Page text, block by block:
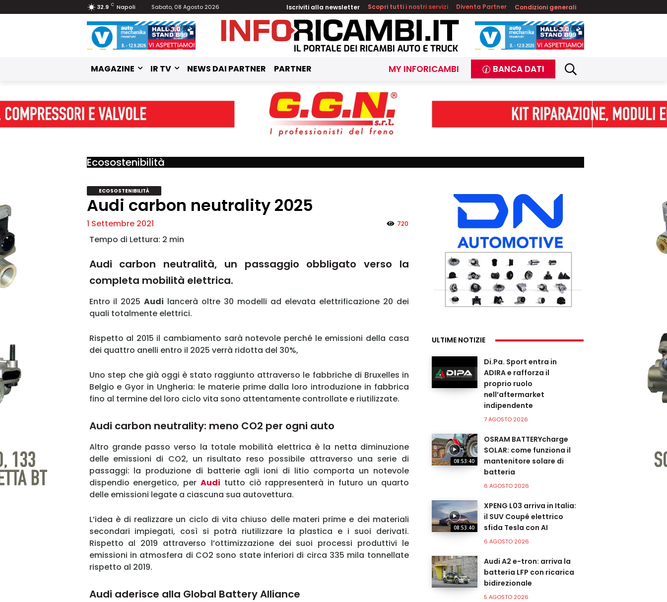
32.9 C Napoli Sabato, 08 Agosto 2026 Iscriviti alla newsletter Scopri tutti i nostri servizi Diventa Partner Condizioni generali
MAGAZINE IR TV NEWS DAI PARTNER PARTNER MY INFORICAMBI BANCA DATI
Ecosostenibilità
ECOSOSTENIBILITÀ
Audi carbon neutrality 2025
1 Settembre 2021 720
Audi carbon neutralità, un passaggio obbligato verso la
completa mobilità elettrica.
Entro il 2025Audi lancerà oltre 30 modelli ad elevata elettrificazione 20 dei
quali totalmente elettrici.
Rispetto al 2015 il cambiamento sarà notevole perché le emissioni della casa
dei quattro anelli entro il 2025 verrà ridotta del 30%,
Uno step che già oggi è stato raggiunto attraverso le fabbriche di Bruxelles in
Belgio e Gyor in Ungheria: le materie prime dalla loro introduzione in fabbrica
fino al termine del loro ciclo vita sono attentamente controllate e riutilizzate.
Audi carbon neutrality: meno CO2 per ogni auto
Altro grande passo verso la totale mobilità elettrica è la netta diminuzione
delle emissioni di CO2, un risultato reso possibile attraverso una serie di
passaggi: la produzione di batterie agli ioni di litio comporta un notevole
dispendio energetico, per Audi tutto ciò rappresenterà in futuro un quarto
delle emissioni legate a ciascuna sua autovettura.
L’idea è di realizzare un ciclo di vita chiuso delle materi prime e dei materiali
secondari impiegati, così si potrà riutilizzare la plastica e i suoi derivati.
Rispetto al 2019 attraverso l’ottimizzazione dei suoi processi produttivi le
emissioni in atmosfera di CO2 sono state inferiori di circa 335 mila tonnellate
rispetto al 2019.
Audi aderisce alla Global Battery Alliance
ULTIME NOTIZIE
Di.Pa. Sport entra in
ADIRA e rafforza il
proprio ruolo
nell’aftermarket
indipendente
7 AGOSTO 2026
08:53:40
OSRAM BATTERYcharge
SOLAR: come funziona il
mantenitore solare di
batteria
6 AGOSTO 2026
08:53:40
XPENG L03 arriva in Italia:
il SUV Coupé elettrico
sfida Tesla con AI
6 AGOSTO 2026
Audi A2 e-tron: arriva la
batteria LFP con ricarica
bidirezionale
5 AGOSTO 2026